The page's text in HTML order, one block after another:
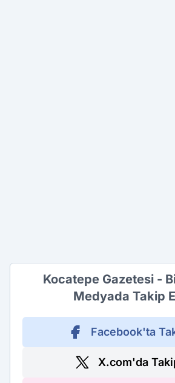
Kocatepe Gazetesi -
Medyada Takip
Facebook'ta
X.com'da